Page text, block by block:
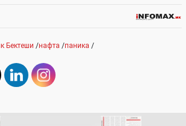
Бектеши /нафта /паника /